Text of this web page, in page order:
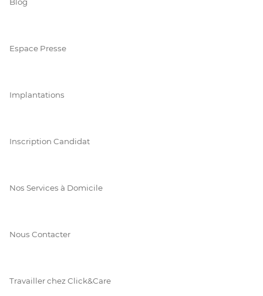
Espace Presse
Implantations
Inscription Candidat
Nos Services à Domicile
Nous Contacter
Travailler chez Click&Care